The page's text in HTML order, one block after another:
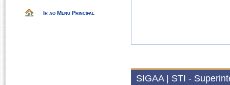
Ir ao Menu Principal
SIGAA | STI -